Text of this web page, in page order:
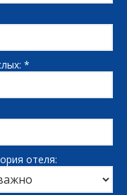
*
отеля: